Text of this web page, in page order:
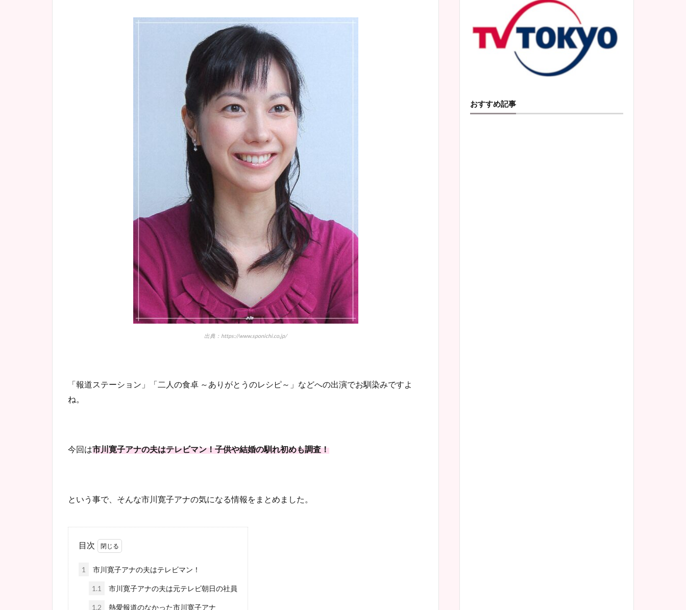
出典：https://www.sponichi.co.jp/
「報道ステーション」「二人の食卓 ～ありがとうのレシピ～」などへの出演でお馴染みですよ
ね。
今回は市川寛子アナの夫はテレビマン！子供や結婚の馴れ初めも調査！
という事で、そんな市川寛子アナの気になる情報をまとめました。
目次
1 市川寛子アナの夫はテレビマン！
1.1 市川寛子アナの夫は元テレビ朝日の社員
1.2 熱愛報道のなかった市川寛子アナ
おすすめ記事